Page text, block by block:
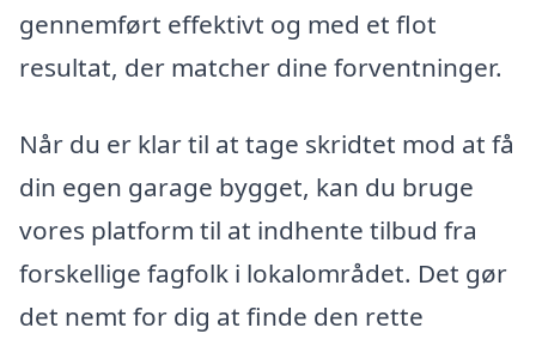
gennemført effektivt og med et flot
resultat, der matcher dine forventninger.
Når du er klar til at tage skridtet mod at få
din egen garage bygget, kan du bruge
vores platform til at indhente tilbud fra
forskellige fagfolk i lokalområdet. Det gør
det nemt for dig at finde den rette